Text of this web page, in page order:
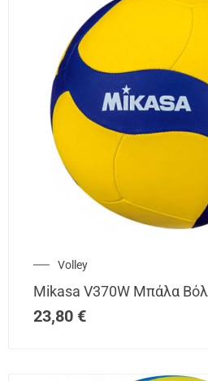
Volley
Mikasa V370W Μπάλα
23,80 €